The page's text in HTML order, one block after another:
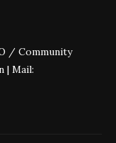
/ Community
| Mail: